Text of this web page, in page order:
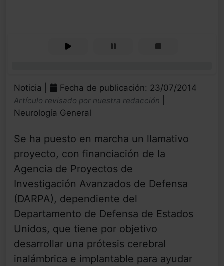
Noticia | Fecha de publicación: 23/07/2014
Artículo revisado por nuestra redacción
Neurología General
Se ha puesto en marcha un llamativo
proyecto, con financiación de la
Agencia de Proyectos de
Investigación Avanzados de Defensa
(DARPA), dependiente del
Departamento de Defensa de Estados
Unidos, que tiene por objetivo
desarrollar una prótesis cerebral
inalámbrica e implantable para ayudar